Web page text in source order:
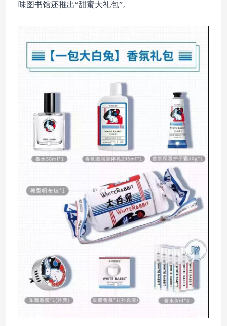
味图书馆还推出“甜蜜大礼包”。